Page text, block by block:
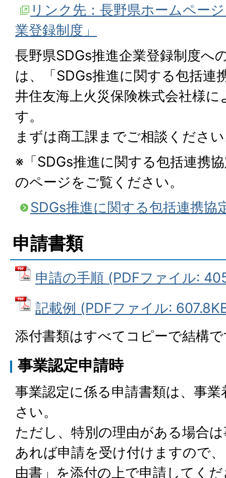
リンク先：長野県ホームペー
業登録制度」
長野県SDGs推進企業登録制度へ
は、「SDGs推進に関する包括連
井住友海上火災保険株式会社様
す。
まずは商工課までご相談くださ
※「SDGs推進に関する包括連携
のページをご覧ください。
SDGs推進に関する包括連携協
申請書類
申請の手順 (PDFファイル:
記載例 (PDFファイル:
添付書類はすべてコピーで結構
事業認定申請時
事業認定に係る申請書類は、事
さい。
ただし、特別の理由がある場合
あれば申請を受け付けますので
由書」を添付の上で申請してく